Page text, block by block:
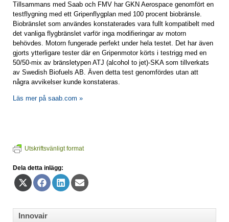
Tillsammans med Saab och FMV har GKN Aerospace genomfört en
testflygning med ett Gripenflygplan med 100 procent biobränsle.
Biobränslet som användes konstaterades vara fullt kompatibelt med
det vanliga flygbränslet varför inga modifieringar av motorn
behövdes. Motorn fungerade perfekt under hela testet. Det har även
gjorts ytterligare tester där en Gripenmotor körts i testrigg med en
50/50-mix av bränsletypen ATJ (alcohol to jet)-SKA som tillverkats
av Swedish Biofuels AB. Även detta test genomfördes utan att
några avvikelser kunde konstateras.
Läs mer på saab.com »
Utskriftsvänligt format
Dela detta inlägg:
Dela
på
Dela
på
Dela
på
Dela
på
Innovair